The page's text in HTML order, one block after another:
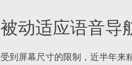
被动适应语音导
受到屏幕尺寸的限制，近半年来